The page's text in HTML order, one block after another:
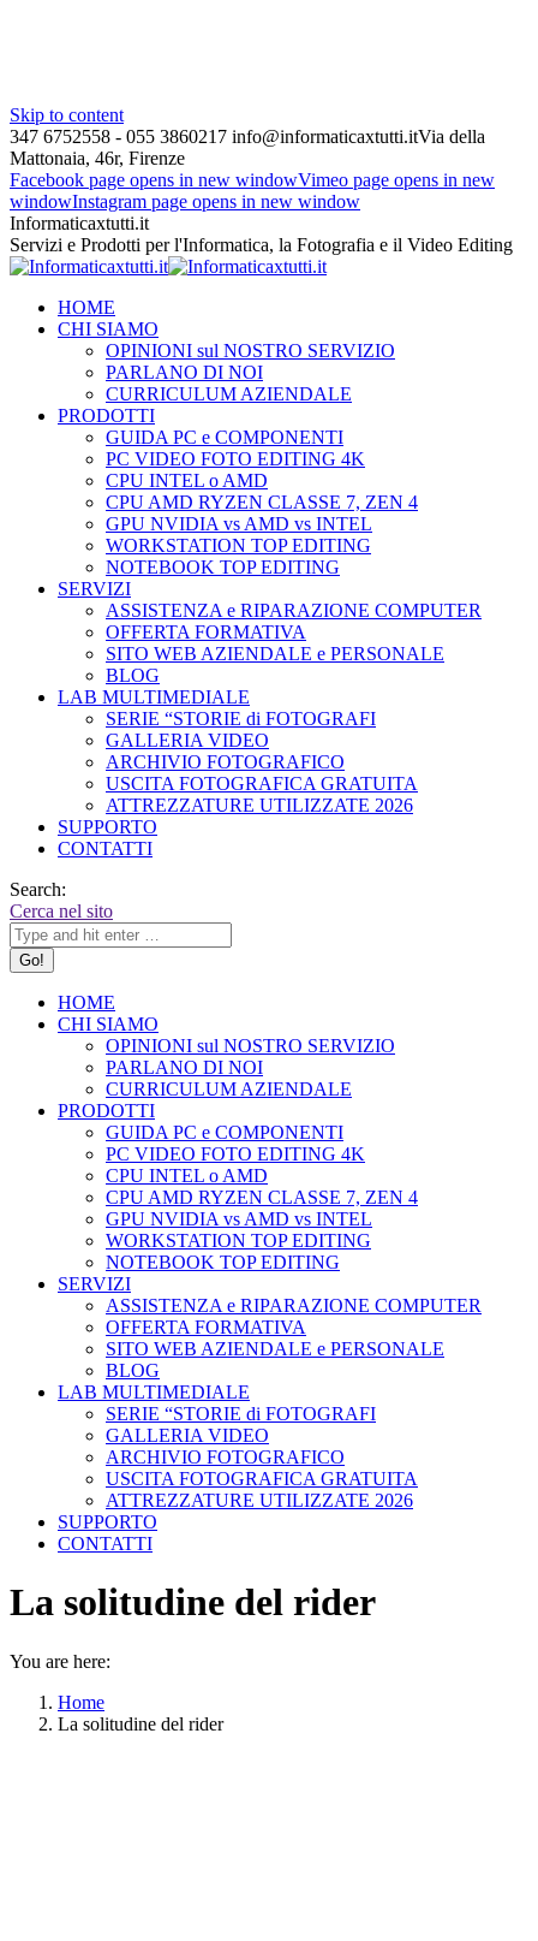
Skip to content
347 6752558 - 055 3860217 info@informaticaxtutti.itVia della
Mattonaia, 46r, Firenze
Facebook page opens in new windowVimeo page opens in new
windowInstagram page opens in new window
Informaticaxtutti.it
Servizi e Prodotti per l'Informatica, la Fotografia e il Video Editing
HOME
CHI SIAMO
OPINIONI sul NOSTRO SERVIZIO
PARLANO DI NOI
CURRICULUM AZIENDALE
PRODOTTI
GUIDA PC e COMPONENTI
PC VIDEO FOTO EDITING 4K
CPU INTEL o AMD
CPU AMD RYZEN CLASSE 7, ZEN 4
GPU NVIDIA vs AMD vs INTEL
WORKSTATION TOP EDITING
NOTEBOOK TOP EDITING
SERVIZI
ASSISTENZA e RIPARAZIONE COMPUTER
OFFERTA FORMATIVA
SITO WEB AZIENDALE e PERSONALE
BLOG
LAB MULTIMEDIALE
SERIE “STORIE di FOTOGRAFI
GALLERIA VIDEO
ARCHIVIO FOTOGRAFICO
USCITA FOTOGRAFICA GRATUITA
ATTREZZATURE UTILIZZATE 2026
SUPPORTO
CONTATTI
Search:
Cerca nel sito
HOME
CHI SIAMO
OPINIONI sul NOSTRO SERVIZIO
PARLANO DI NOI
CURRICULUM AZIENDALE
PRODOTTI
GUIDA PC e COMPONENTI
PC VIDEO FOTO EDITING 4K
CPU INTEL o AMD
CPU AMD RYZEN CLASSE 7, ZEN 4
GPU NVIDIA vs AMD vs INTEL
WORKSTATION TOP EDITING
NOTEBOOK TOP EDITING
SERVIZI
ASSISTENZA e RIPARAZIONE COMPUTER
OFFERTA FORMATIVA
SITO WEB AZIENDALE e PERSONALE
BLOG
LAB MULTIMEDIALE
SERIE “STORIE di FOTOGRAFI
GALLERIA VIDEO
ARCHIVIO FOTOGRAFICO
USCITA FOTOGRAFICA GRATUITA
ATTREZZATURE UTILIZZATE 2026
SUPPORTO
CONTATTI
La solitudine del rider
You are here:
Home
La solitudine del rider